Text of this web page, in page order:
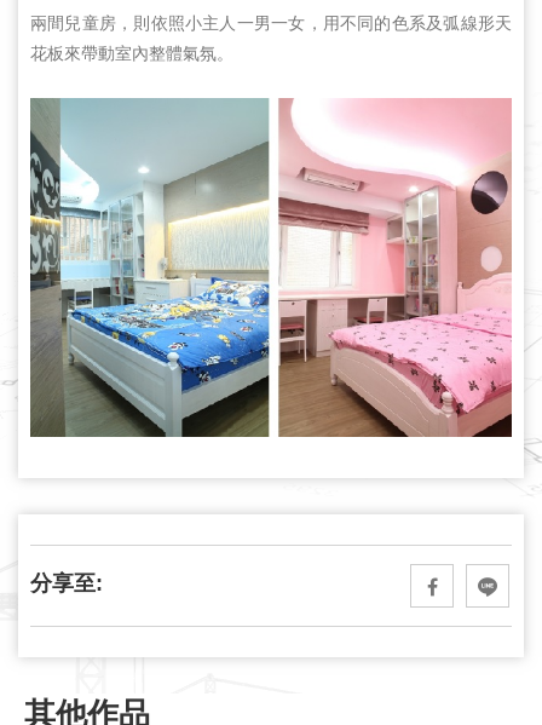
兩間兒童房，則依照小主人一男一女，用不同的色系及弧線形天
花板來帶動室內整體氣氛。
分享至:
其他作品